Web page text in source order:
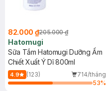
82.000 ₫205.000 ₫
Hatomugi
Sữa Tắm Hatomugi Dưỡng Ẩm
Chiết Xuất Ý Dĩ 800ml
4.9 (123)
714/tháng
53%